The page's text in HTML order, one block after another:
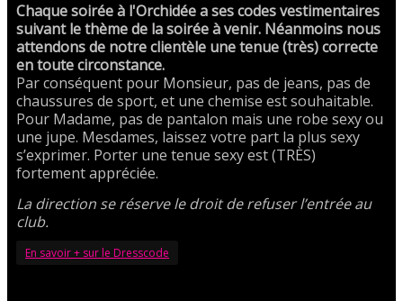
Chaque soirée à l'Orchidée a ses codes vestimentaires
suivant le thème de la soirée à venir. Néanmoins nous
attendons de notre clientèle une tenue (très) correcte
en toute circonstance.
Par conséquent pour Monsieur, pas de jeans, pas de
chaussures de sport, et une chemise est souhaitable.
Pour Madame, pas de pantalon mais une robe sexy ou
une jupe. Mesdames, laissez votre part la plus sexy
s’exprimer. Porter une tenue sexy est (TRÈS)
fortement appréciée.
La direction se réserve le droit de refuser l’entrée au
club.
En savoir + sur le Dresscode